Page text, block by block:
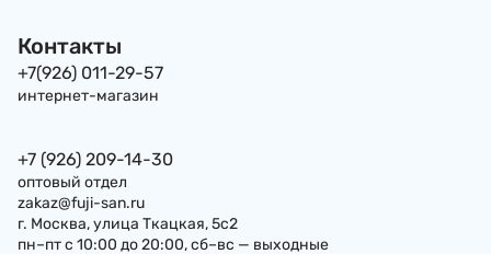
Контакты
+7(926) 011-29-57
интернет-магазин
+7 (926) 209-14-30
оптовый отдел
zakaz@fuji-san.ru
г. Москва, улица Ткацкая, 5с2
пн–пт с 10:00 до 20:00, сб–вс — выходные